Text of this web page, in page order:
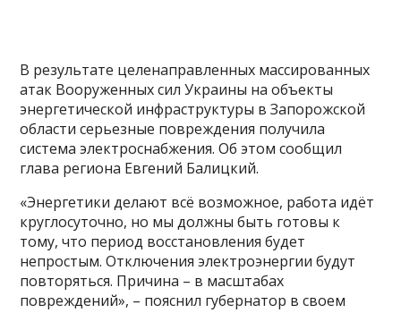
В результате целенаправленных массированных
атак Вооруженных сил Украины на объекты
энергетической инфраструктуры в Запорожской
области серьезные повреждения получила
система электроснабжения. Об этом сообщил
глава региона Евгений Балицкий.
«Энергетики делают всё возможное, работа идёт
круглосуточно, но мы должны быть готовы к
тому, что период восстановления будет
непростым. Отключения электроэнергии будут
повторяться. Причина – в масштабах
повреждений», – пояснил губернатор в своем